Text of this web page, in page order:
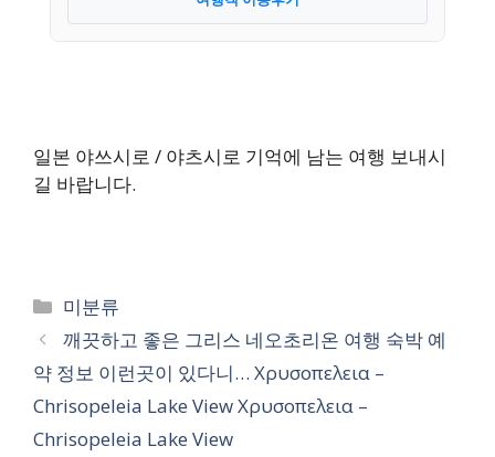
일본 야쓰시로 / 야츠시로 기억에 남는 여행 보내시
길 바랍니다.
카
테
고
리
미분류
깨끗하고 좋은 그리스 네오초리온 여행 숙박 예
약 정보 이런곳이 있다니… Χρυσοπελεια –
Chrisopeleia Lake View Χρυσοπελεια –
Chrisopeleia Lake View